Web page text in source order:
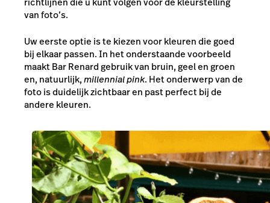
van foto’s.
Uw eerste optie is te kiezen voor kleuren die goed
bij elkaar passen. In het onderstaande voorbeeld
maakt Bar Renard gebruik van bruin, geel en groen
en, natuurlijk,millennial pink. Het onderwerp van de
foto is duidelijk zichtbaar en past perfect bij de
andere kleuren.